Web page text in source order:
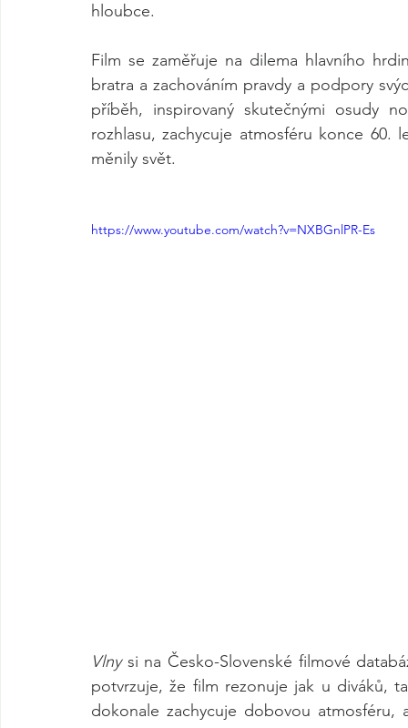
hloubce.
Film se zaměřuje na dilema hlavního
bratra a zachováním pravdy a podpory
příběh, inspirovaný skutečnými osudy
rozhlasu, zachycuje atmosféru konce
měnily svět.
https://www.youtube.com/watch?v=NXBGnlPR-Es
Vlny si na Česko-Slovenské filmové
potvrzuje, že film rezonuje jak u diváků,
dokonale zachycuje dobovou